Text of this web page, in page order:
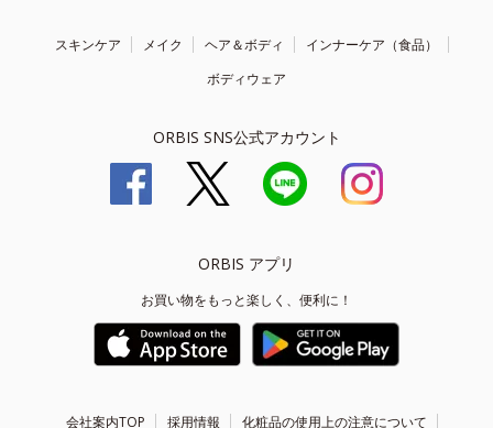
スキンケア メイク ヘア＆ボディ
インナーケア（食品）
ボディウェア
ORBIS SNS公式アカウント
ORBIS アプリ
お買い物をもっと楽しく、便利に！
会社案内TOP 採用情報 化粧品の使用上の注意について